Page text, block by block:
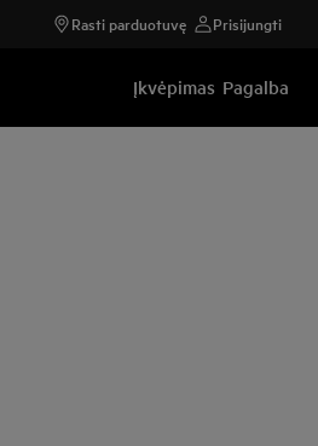
Rasti parduotuvę Prisijungti
Įkvėpimas Pagalba